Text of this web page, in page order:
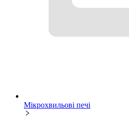
Мікрохвильові печі